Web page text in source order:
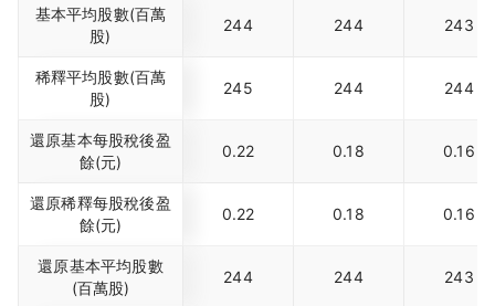
基本平均股數(百萬
股)
244 244 243
稀釋平均股數(百萬
股)
245 244 244
還原基本每股稅後盈
餘(元)
0.22 0.18 0.16
還原稀釋每股稅後盈
餘(元)
0.22 0.18 0.16
還原基本平均股數
(百萬股)
244 244 243